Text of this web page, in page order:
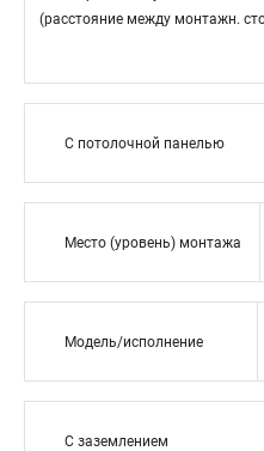
(расстояние между монтажн.
С потолочной панелью
Место (уровень) монтажа
Модель/исполнение
С заземлением